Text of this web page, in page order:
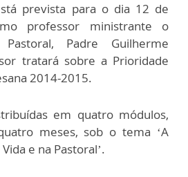
prevista para o dia 12 de
professor ministrante o
Padre Guilherme
tratará sobre a Prioridade
2014-2015.
em quatro módulos,
meses, sob o tema ‘A
e na Pastoral’.